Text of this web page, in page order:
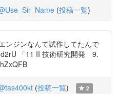
(投稿一覧)
ンジンなんて試作してたんで
「11 II 技術研究開発 9.
(投稿一覧) 2